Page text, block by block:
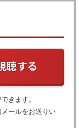
聴する
きます。
ールをお送りい